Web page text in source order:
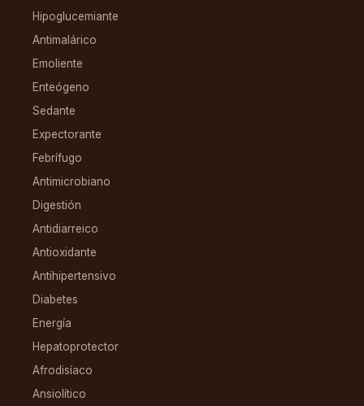
Hipoglucemiante
Antimalárico
Emoliente
Enteógeno
Sedante
Expectorante
Febrífugo
Antimicrobiano
Digestión
Antidiarreico
Antioxidante
Antihipertensivo
Diabetes
Energía
Hepatoprotector
Afrodisíaco
Ansiolítico